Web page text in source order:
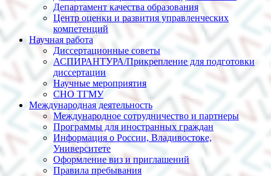
Департамент качества образования
Центр оценки и развития управленческих
компетенций
Научная работа
Диссертационные советы
АСПИРАНТУРА/Прикрепление для подготовки
диссертации
Научные мероприятия
СНО ТГМУ
Международная деятельность
Международное сотрудничество и партнеры
Программы для иностранных граждан
Информация о России, Владивостоке,
Университете
Оформление виз и приглашений
Правила пребывания